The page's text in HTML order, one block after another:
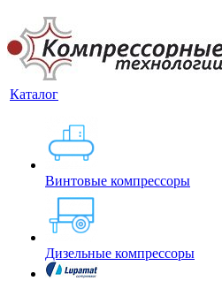
Каталог
Винтовые компрессоры
Дизельные компрессоры